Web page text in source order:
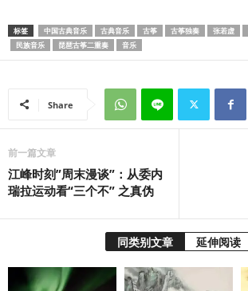
标签 中国古典音乐 古典音乐 古筝 古筝独奏 张若虚
民族音乐
琵琶古筝二重奏 音乐
Share
前一篇文章
江峰时刻”周末漫谈”：从委内
瑞拉运动看“三个不” 之真伪
同类别文章 延伸阅读